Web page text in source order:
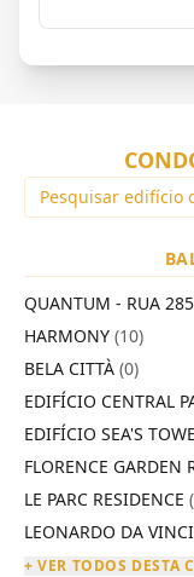
QUANTUM - RUA
HARMONY (10)
BELA CITTÀ (0)
EDIFÍCIO CENTRAL
EDIFÍCIO SEA'S
FLORENCE GARDEN
LE PARC RESIDENCE
LEONARDO DA VINCI
+ VER TODOS DESTA